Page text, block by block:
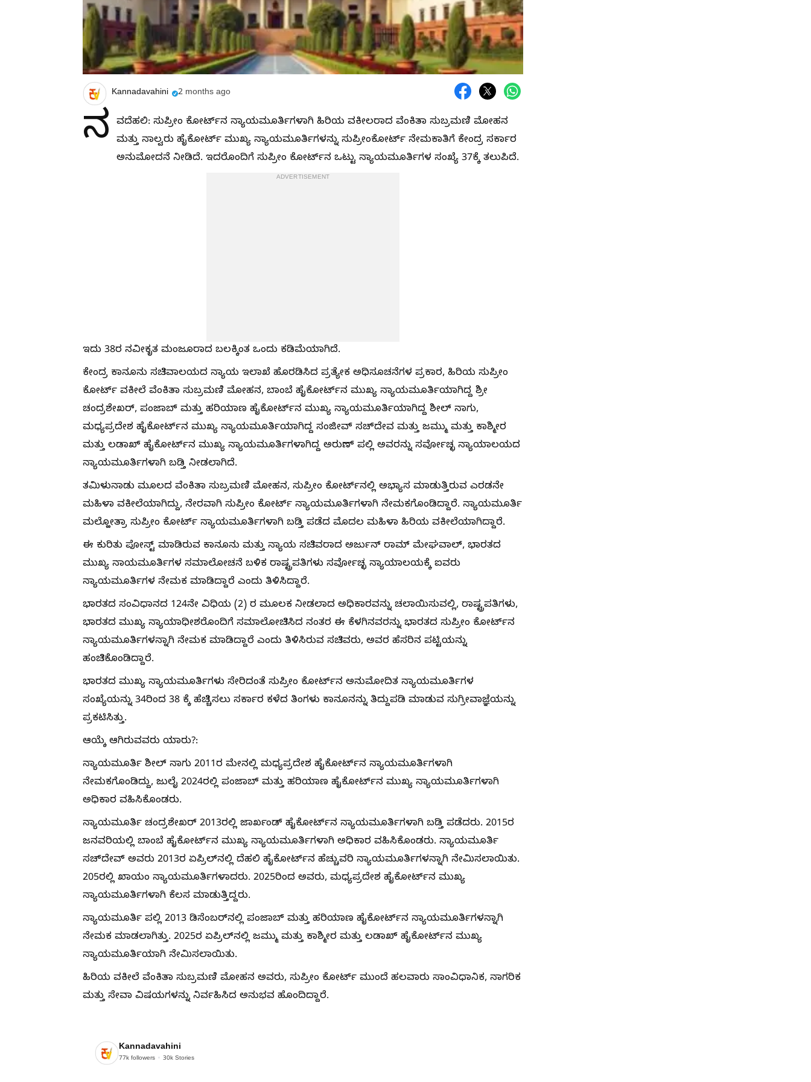
Kannadavahini 2 months ago
ನ ವದೆಹಲಿ: ಸುಪ್ರೀಂ ಕೋರ್ಟ್​ನ ನ್ಯಾಯಮೂರ್ತಿಗಳಾಗಿ ಹಿರಿಯ ವಕೀಲರಾದ ವೆಂಕಿತಾ ಸುಬ್ರಮಣಿ ಮೋಹನ​
ಮತ್ತು ನಾಲ್ವರು ಹೈಕೋರ್ಟ್ ಮುಖ್ಯ ನ್ಯಾಯಮೂರ್ತಿಗಳನ್ನು ಸುಪ್ರೀಂಕೋರ್ಟ್​ ನೇಮಕಾತಿಗೆ ಕೇಂದ್ರ ಸರ್ಕಾರ
ಅನುಮೋದನೆ ನೀಡಿದೆ. ಇದರೊಂದಿಗೆ ಸುಪ್ರೀಂ ಕೋರ್ಟ್‌ನ ಒಟ್ಟು ನ್ಯಾಯಮೂರ್ತಿಗಳ ಸಂಖ್ಯೆ 37ಕ್ಕೆ ತಲುಪಿದೆ.
ADVERTISEMENT
ಇದು 38ರ ನವೀಕೃತ ಮಂಜೂರಾದ ಬಲಕ್ಕಿಂತ ಒಂದು ಕಡಿಮೆಯಾಗಿದೆ.
ಕೇಂದ್ರ ಕಾನೂನು ಸಚಿವಾಲಯದ ನ್ಯಾಯ ಇಲಾಖೆ ಹೊರಡಿಸಿದ ಪ್ರತ್ಯೇಕ ಅಧಿಸೂಚನೆಗಳ ಪ್ರಕಾರ, ಹಿರಿಯ ಸುಪ್ರೀಂ
ಕೋರ್ಟ್ ವಕೀಲೆ ವೆಂಕಿತಾ ಸುಬ್ರಮಣಿ ಮೋಹನ​, ಬಾಂಬೆ ಹೈಕೋರ್ಟ್‌ನ ಮುಖ್ಯ ನ್ಯಾಯಮೂರ್ತಿಯಾಗಿದ್ದ ಶ್ರೀ
ಚಂದ್ರಶೇಖರ್, ಪಂಜಾಬ್ ಮತ್ತು ಹರಿಯಾಣ ಹೈಕೋರ್ಟ್‌ನ ಮುಖ್ಯ ನ್ಯಾಯಮೂರ್ತಿಯಾಗಿದ್ದ ಶೀಲ್ ನಾಗು,
ಮಧ್ಯಪ್ರದೇಶ ಹೈಕೋರ್ಟ್‌ನ ಮುಖ್ಯ ನ್ಯಾಯಮೂರ್ತಿಯಾಗಿದ್ದ ಸಂಜೀವ್ ಸಚ್‌ದೇವ ಮತ್ತು ಜಮ್ಮು ಮತ್ತು ಕಾಶ್ಮೀರ
ಮತ್ತು ಲಡಾಖ್ ಹೈಕೋರ್ಟ್‌ನ ಮುಖ್ಯ ನ್ಯಾಯಮೂರ್ತಿಗಳಾಗಿದ್ದ ಅರುಣ್ ಪಲ್ಲಿ ಅವರನ್ನು ಸರ್ವೋಚ್ಛ ನ್ಯಾಯಾಲಯದ
ನ್ಯಾಯಮೂರ್ತಿಗಳಾಗಿ ಬಡ್ತಿ ನೀಡಲಾಗಿದೆ.
ತಮಿಳುನಾಡು ಮೂಲದ ವೆಂಕಿತಾ ಸುಬ್ರಮಣಿ ಮೋಹನ, ಸುಪ್ರೀಂ ಕೋರ್ಟ್‌ನಲ್ಲಿ ಅಭ್ಯಾಸ ಮಾಡುತ್ತಿರುವ ಎರಡನೇ
ಮಹಿಳಾ ವಕೀಲೆಯಾಗಿದ್ದು, ನೇರವಾಗಿ ಸುಪ್ರೀಂ ಕೋರ್ಟ್ ನ್ಯಾಯಮೂರ್ತಿಗಳಾಗಿ ನೇಮಕಗೊಂಡಿದ್ದಾರೆ. ನ್ಯಾಯಮೂರ್ತಿ
ಮಲ್ಹೋತ್ರಾ ಸುಪ್ರೀಂ ಕೋರ್ಟ್ ನ್ಯಾಯಮೂರ್ತಿಗಳಾಗಿ ಬಡ್ತಿ ಪಡೆದ ಮೊದಲ ಮಹಿಳಾ ಹಿರಿಯ ವಕೀಲೆಯಾಗಿದ್ದಾರೆ.
ಈ ಕುರಿತು ಪೋಸ್ಟ್​ ಮಾಡಿರುವ ಕಾನೂನು ಮತ್ತು ನ್ಯಾಯ ಸಚಿವರಾದ ಅರ್ಜುನ್​ ರಾಮ್​ ಮೇಘವಾಲ್​, ಭಾರತದ
ಮುಖ್ಯ ನಾಯಮೂರ್ತಿಗಳ ಸಮಾಲೋಚನೆ ಬಳಿಕ ರಾಷ್ಟ್ರಪತಿಗಳು ಸರ್ವೋಚ್ಛ ನ್ಯಾಯಾಲಯಕ್ಕೆ ಐವರು
ನ್ಯಾಯಮೂರ್ತಿಗಳ ನೇಮಕ ಮಾಡಿದ್ದಾರೆ ಎಂದು ತಿಳಿಸಿದ್ದಾರೆ.
ಭಾರತದ ಸಂವಿಧಾನದ 124ನೇ ವಿಧಿಯ (2) ರ ಮೂಲಕ ನೀಡಲಾದ ಅಧಿಕಾರವನ್ನು ಚಲಾಯಿಸುವಲ್ಲಿ, ರಾಷ್ಟ್ರಪತಿಗಳು,
ಭಾರತದ ಮುಖ್ಯ ನ್ಯಾಯಾಧೀಶರೊಂದಿಗೆ ಸಮಾಲೋಚಿಸಿದ ನಂತರ ಈ ಕೆಳಗಿನವರನ್ನು ಭಾರತದ ಸುಪ್ರೀಂ ಕೋರ್ಟ್‌ನ
ನ್ಯಾಯಮೂರ್ತಿಗಳನ್ನಾಗಿ ನೇಮಕ ಮಾಡಿದ್ದಾರೆ ಎಂದು ತಿಳಿಸಿರುವ ಸಚಿವರು, ಅವರ ಹೆಸರಿನ ಪಟ್ಟಿಯನ್ನು
ಹಂಚಿಕೊಂಡಿದ್ದಾರೆ.
ಭಾರತದ ಮುಖ್ಯ ನ್ಯಾಯಮೂರ್ತಿಗಳು ಸೇರಿದಂತೆ ಸುಪ್ರೀಂ ಕೋರ್ಟ್‌ನ ಅನುಮೋದಿತ ನ್ಯಾಯಮೂರ್ತಿಗಳ
ಸಂಖ್ಯೆಯನ್ನು 34ರಿಂದ 38 ಕ್ಕೆ ಹೆಚ್ಚಿಸಲು ಸರ್ಕಾರ ಕಳೆದ ತಿಂಗಳು ಕಾನೂನನ್ನು ತಿದ್ದುಪಡಿ ಮಾಡುವ ಸುಗ್ರೀವಾಜ್ಞೆಯನ್ನು
ಪ್ರಕಟಿಸಿತ್ತು.
ಆಯ್ಕೆ ಆಗಿರುವವರು ಯಾರು?:
ನ್ಯಾಯಮೂರ್ತಿ ಶೀಲ್ ನಾಗು 2011ರ ಮೇನಲ್ಲಿ ಮಧ್ಯಪ್ರದೇಶ ಹೈಕೋರ್ಟ್‌ನ ನ್ಯಾಯಮೂರ್ತಿಗಳಾಗಿ
ನೇಮಕಗೊಂಡಿದ್ದು, ಜುಲೈ 2024ರಲ್ಲಿ ಪಂಜಾಬ್ ಮತ್ತು ಹರಿಯಾಣ ಹೈಕೋರ್ಟ್‌ನ ಮುಖ್ಯ ನ್ಯಾಯಮೂರ್ತಿಗಳಾಗಿ
ಅಧಿಕಾರ ವಹಿಸಿಕೊಂಡರು.
ನ್ಯಾಯಮೂರ್ತಿ ಚಂದ್ರಶೇಖರ್ 2013ರಲ್ಲಿ ಜಾರ್ಖಂಡ್ ಹೈಕೋರ್ಟ್‌ನ ನ್ಯಾಯಮೂರ್ತಿಗಳಾಗಿ ಬಡ್ತಿ ಪಡೆದರು. 2015ರ
ಜನವರಿಯಲ್ಲಿ ಬಾಂಬೆ ಹೈಕೋರ್ಟ್‌ನ ಮುಖ್ಯ ನ್ಯಾಯಮೂರ್ತಿಗಳಾಗಿ ಅಧಿಕಾರ ವಹಿಸಿಕೊಂಡರು. ನ್ಯಾಯಮೂರ್ತಿ
ಸಚ್‌ದೇವ್ ಅವರು 2013ರ ಏಪ್ರಿಲ್​ನಲ್ಲಿ ದೆಹಲಿ ಹೈಕೋರ್ಟ್‌ನ ಹೆಚ್ಚುವರಿ ನ್ಯಾಯಮೂರ್ತಿಗಳನ್ನಾಗಿ ನೇಮಿಸಲಾಯಿತು.
205ರಲ್ಲಿ ಖಾಯಂ ನ್ಯಾಯಮೂರ್ತಿಗಳಾದರು. 2025ರಿಂದ ಅವರು, ಮಧ್ಯಪ್ರದೇಶ ಹೈಕೋರ್ಟ್‌ನ ಮುಖ್ಯ
ನ್ಯಾಯಮೂರ್ತಿಗಳಾಗಿ ಕೆಲಸ ಮಾಡುತ್ತಿದ್ದರು.
ನ್ಯಾಯಮೂರ್ತಿ ಪಲ್ಲಿ 2013 ಡಿಸೆಂಬರ್​ನಲ್ಲಿ ಪಂಜಾಬ್ ಮತ್ತು ಹರಿಯಾಣ ಹೈಕೋರ್ಟ್‌ನ ನ್ಯಾಯಮೂರ್ತಿಗಳನ್ನಾಗಿ
ನೇಮಕ ಮಾಡಲಾಗಿತ್ತು. 2025ರ ಏಪ್ರಿಲ್​ನಲ್ಲಿ ಜಮ್ಮು ಮತ್ತು ಕಾಶ್ಮೀರ ಮತ್ತು ಲಡಾಖ್ ಹೈಕೋರ್ಟ್‌ನ ಮುಖ್ಯ
ನ್ಯಾಯಮೂರ್ತಿಯಾಗಿ ನೇಮಿಸಲಾಯಿತು.
ಹಿರಿಯ ವಕೀಲೆ ವೆಂಕಿತಾ ಸುಬ್ರಮಣಿ ಮೋಹನ ಅವರು, ಸುಪ್ರೀಂ ಕೋರ್ಟ್ ಮುಂದೆ ಹಲವಾರು ಸಾಂವಿಧಾನಿಕ, ನಾಗರಿಕ
ಮತ್ತು ಸೇವಾ ವಿಷಯಗಳನ್ನು ನಿರ್ವಹಿಸಿದ ಅನುಭವ ಹೊಂದಿದ್ದಾರೆ.
Kannadavahini
77k followers 30k Stories